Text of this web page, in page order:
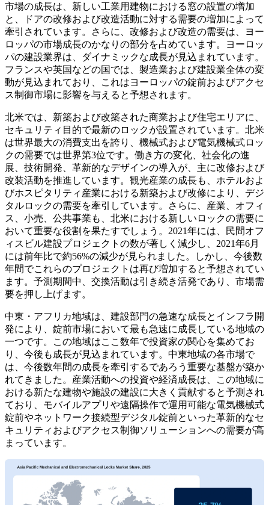
市場の成長は、新しい工業用建物における窓の設置の増加
と、ドアの改修および改造活動に対する需要の増加によって
牽引されています。さらに、改修および改造の需要は、ヨー
ロッパの市場成長のかなりの部分を占めています。ヨーロッ
パの建設業界は、ダイナミックな成長が見込まれています。
フランスや英国などの国では、製造業および建設業全体の変
動が見込まれており、これはヨーロッパの錠前およびアクセ
ス制御市場に影響を与えると予想されます。
北米では、新築および改築された商業および住宅エリアに、
セキュリティ目的で最新のロックが設置されています。北米
は世界最大の消費支出を誇り、機械式および電気機械式ロッ
クの需要では世界第3位です。働き方の変化、社会化の進
展、技術開発、革新的なデザインの導入が、主に改修および
改装活動を推進しています。観光産業の成長も、ホテルおよ
びホスピタリティ産業における新築および改修により、デジ
タルロックの需要を牽引しています。さらに、産業、オフィ
ス、小売、公共事業も、北米における新しいロックの需要に
おいて重要な役割を果たすでしょう。2021年には、民間オフ
ィスビル建設プロジェクトの数が著しく減少し、2021年6月
には前年比で約56%の減少が見られました。しかし、今後数
年間でこれらのプロジェクトは再び増加すると予想されてい
ます。予測期間中、交換活動は引き続き活発であり、市場需
要を押し上げます。
中東・アフリカ地域は、建設部門の急速な成長とインフラ開
発により、錠前市場において最も急速に成長している地域の
一つです。この地域はここ数年で投資家の関心を集めてお
り、今後も成長が見込まれています。中東地域の各市場で
は、今後数年間の成長を牽引するであろう重要な基盤が築か
れてきました。産業活動への投資や経済成長は、この地域に
おける新たな建物や施設の建設に大きく貢献すると予測され
ており、モバイルアプリや遠隔操作で運用可能な電気機械式
錠前やネットワーク接続型デジタル錠前といった革新的なセ
キュリティおよびアクセス制御ソリューションへの需要が高
まっています。